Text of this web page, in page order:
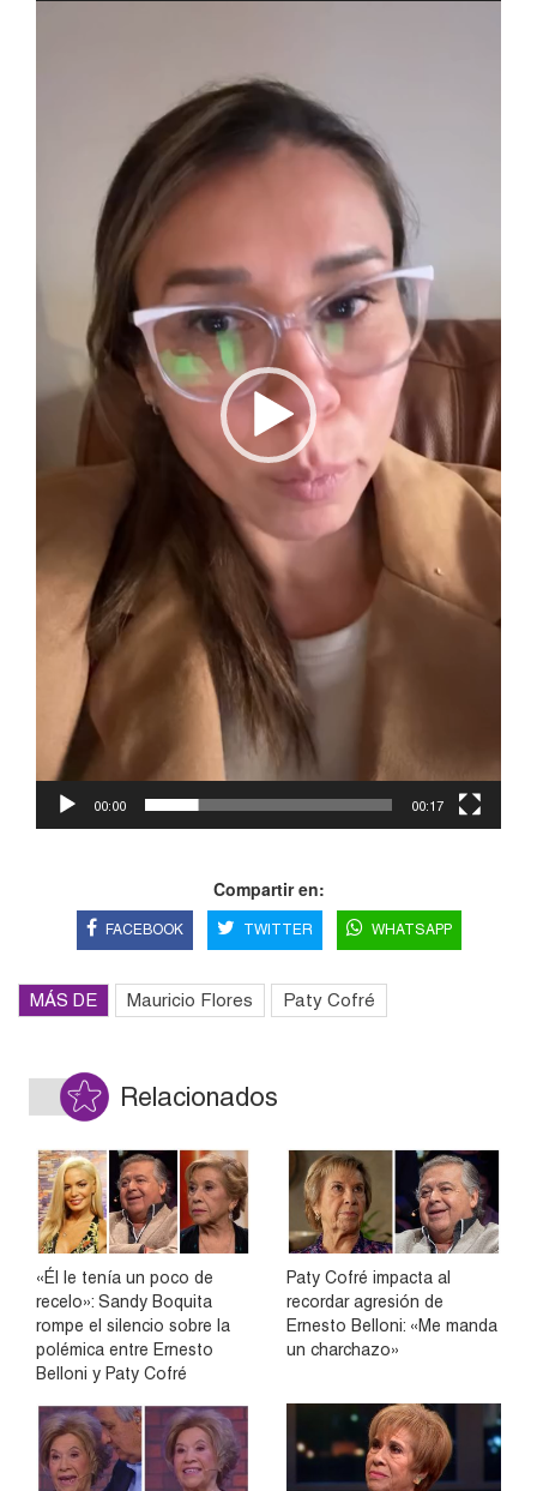
00:00 00:17
Compartir en:
FACEBOOK TWITTER WHATSAPP
MÁS DE Mauricio Flores Paty Cofré
Relacionados
«Él le tenía un poco de
recelo»: Sandy Boquita
rompe el silencio sobre la
polémica entre Ernesto
Belloni y Paty Cofré
Paty Cofré impacta al
recordar agresión de
Ernesto Belloni: «Me manda
un charchazo»